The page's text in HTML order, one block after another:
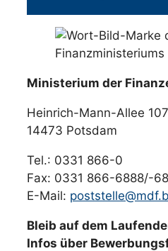
Ministerium der
Heinrich-Mann-Allee 107
14473 Potsdam
Tel.: 0331 866-0
Fax: 0331 866-6888/-
E-Mail:
Bleib auf dem
Infos über